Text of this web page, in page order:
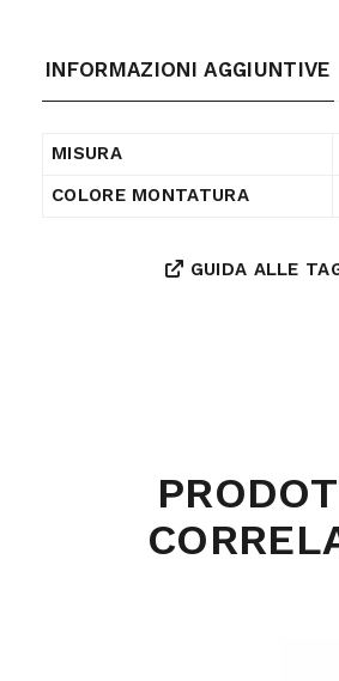
INFORMAZIONI AGGIUNTIVE
MISURA
COLORE MONTATURA
GUIDA ALLE